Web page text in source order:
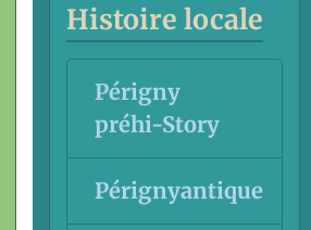
Histoire locale
Périgny
préhi-Story
Pérignyantique